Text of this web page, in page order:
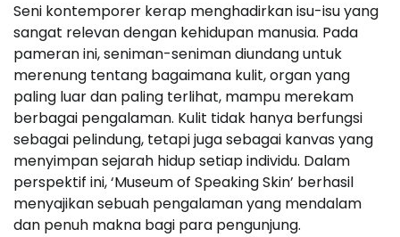
Seni kontemporer kerap menghadirkan isu-isu yang
sangat relevan dengan kehidupan manusia. Pada
pameran ini, seniman-seniman diundang untuk
merenung tentang bagaimana kulit, organ yang
paling luar dan paling terlihat, mampu merekam
berbagai pengalaman. Kulit tidak hanya berfungsi
sebagai pelindung, tetapi juga sebagai kanvas yang
menyimpan sejarah hidup setiap individu. Dalam
perspektif ini, ‘Museum of Speaking Skin’ berhasil
menyajikan sebuah pengalaman yang mendalam
dan penuh makna bagi para pengunjung.